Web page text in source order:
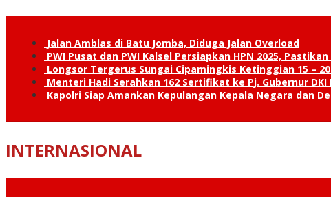
Jalan Amblas di Batu Jomba, Diduga Jalan Overload
PWI Pusat dan PWI Kalsel Persiapkan HPN 2025,
Longsor Tergerus Sungai Cipamingkis Ketinggian 15 –
Menteri Hadi Serahkan 162 Sertifikat ke Pj. Gubernur DKI
Kapolri Siap Amankan Kepulangan Kepala Negara dan
INTERNASIONAL